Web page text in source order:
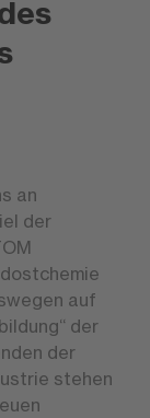
an
der
auf
der
der
stehen